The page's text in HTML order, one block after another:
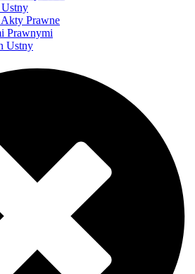
Prawne
Prawnymi
Ustny